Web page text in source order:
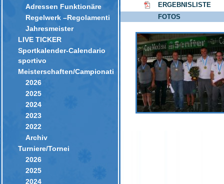
Adressen Funktionäre
Regelwerk –Regolamenti
Jahresmeister
LIVE TICKER
Sportkalender-Calendario
sportivo
Meisterschaften/Campionati
2026
2025
2024
2023
2022
Archiv
Turniere/Tornei
2026
2025
2024
ERGEBNISLISTE
FOTOS